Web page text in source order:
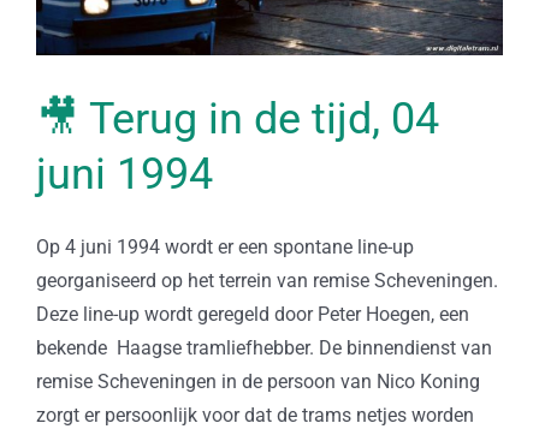
🎥 Terug in de tijd, 04
juni 1994
Op 4 juni 1994 wordt er een spontane line-up
georganiseerd op het terrein van remise Scheveningen.
Deze line-up wordt geregeld door Peter Hoegen, een
bekende Haagse tramliefhebber. De binnendienst van
remise Scheveningen in de persoon van Nico Koning
zorgt er persoonlijk voor dat de trams netjes worden